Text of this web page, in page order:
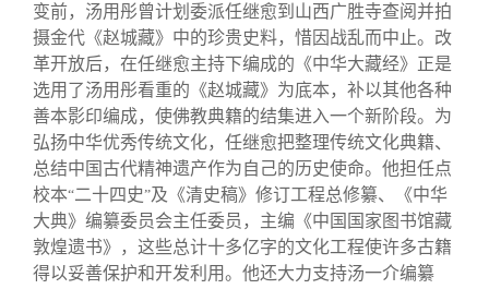
变前，汤用彤曾计划委派任继愈到山西广胜寺查阅并拍
摄金代《赵城藏》中的珍贵史料，惜因战乱而中止。改
革开放后，在任继愈主持下编成的《中华大藏经》正是
选用了汤用彤看重的《赵城藏》为底本，补以其他各种
善本影印编成，使佛教典籍的结集进入一个新阶段。为
弘扬中华优秀传统文化，任继愈把整理传统文化典籍、
总结中国古代精神遗产作为自己的历史使命。他担任点
校本“二十四史”及《清史稿》修订工程总修纂、《中华
大典》编纂委员会主任委员，主编《中国国家图书馆藏
敦煌遗书》，这些总计十多亿字的文化工程使许多古籍
得以妥善保护和开发利用。他还大力支持汤一介编纂